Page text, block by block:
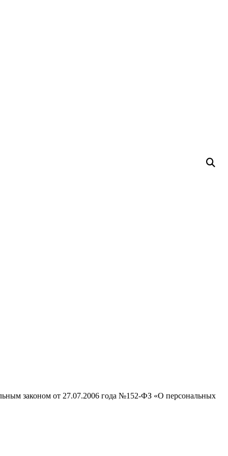
законом от 27.07.2006 года №152-ФЗ «О персональных